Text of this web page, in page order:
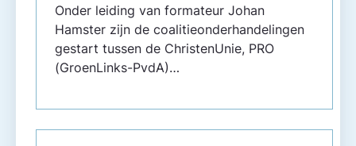
Onder leiding van formateur Johan
Hamster zijn de coalitieonderhandelingen
gestart tussen de ChristenUnie, PRO
(GroenLinks-PvdA)…